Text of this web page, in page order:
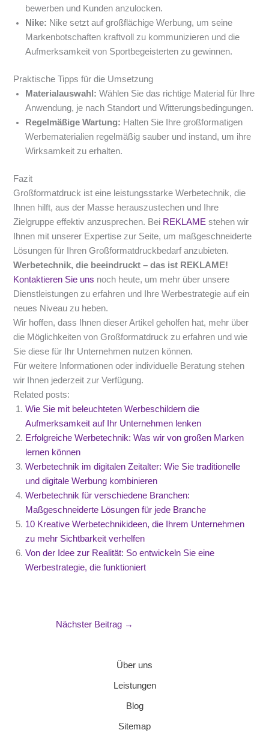
bewerben und Kunden anzulocken.
Nike: Nike setzt auf großflächige Werbung, um seine
Markenbotschaften kraftvoll zu kommunizieren und die
Aufmerksamkeit von Sportbegeisterten zu gewinnen.
Praktische Tipps für die Umsetzung
Materialauswahl: Wählen Sie das richtige Material für Ihre
Anwendung, je nach Standort und Witterungsbedingungen.
Regelmäßige Wartung: Halten Sie Ihre großformatigen
Werbematerialien regelmäßig sauber und instand, um ihre
Wirksamkeit zu erhalten.
Fazit
Großformatdruck ist eine leistungsstarke Werbetechnik, die
Ihnen hilft, aus der Masse herauszustechen und Ihre
Zielgruppe effektiv anzusprechen. Bei REKLAME stehen wir
Ihnen mit unserer Expertise zur Seite, um maßgeschneiderte
Lösungen für Ihren Großformatdruckbedarf anzubieten.
Werbetechnik, die beeindruckt – das ist REKLAME!
Kontaktieren Sie uns noch heute, um mehr über unsere
Dienstleistungen zu erfahren und Ihre Werbestrategie auf ein
neues Niveau zu heben.
Wir hoffen, dass Ihnen dieser Artikel geholfen hat, mehr über
die Möglichkeiten von Großformatdruck zu erfahren und wie
Sie diese für Ihr Unternehmen nutzen können.
Für weitere Informationen oder individuelle Beratung stehen
wir Ihnen jederzeit zur Verfügung.
Related posts:
Wie Sie mit beleuchteten Werbeschildern die
Aufmerksamkeit auf Ihr Unternehmen lenken
Erfolgreiche Werbetechnik: Was wir von großen Marken
lernen können
Werbetechnik im digitalen Zeitalter: Wie Sie traditionelle
und digitale Werbung kombinieren
Werbetechnik für verschiedene Branchen:
Maßgeschneiderte Lösungen für jede Branche
10 Kreative Werbetechnikideen, die Ihrem Unternehmen
zu mehr Sichtbarkeit verhelfen
Von der Idee zur Realität: So entwickeln Sie eine
Werbestrategie, die funktioniert
Nächster Beitrag →
Über uns
Leistungen
Blog
Sitemap